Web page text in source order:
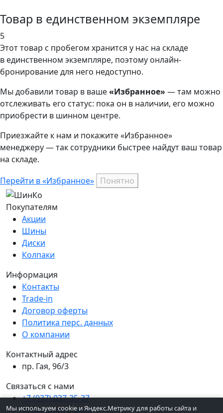
Товар в единственном экземпляре
5
Этот товар с пробегом хранится у нас на складе
в единственном экземпляре, поэтому онлайн-
бронирование для него недоступно.
Мы добавили товар в ваше«Избранное» — там можно
отслеживать его статус: пока он в наличии, его можно
приобрести в шинном центре.
Приезжайте к нам и покажите «Избранное»
менеджеру — так сотрудники быстрее найдут ваш товар
на складе.
Перейти в «Избранное» Понятно
Покупателям
Акции
Шины
Диски
Колпаки
Информация
Контакты
Trade-in
Договор оферты
Политика перс. данных
О компании
Контактный адрес
пр. Гая, 96/3
Связаться с нами
+7 (937) 037-35-37
Мы используем cookie и Яндекс.Метрику для работы сайта и